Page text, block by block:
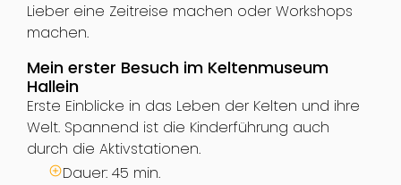
Lieber eine Zeitreise machen oder Workshops
machen.
Mein erster Besuch im Keltenmuseum
Hallein
Erste Einblicke in das Leben der Kelten und ihre
Welt. Spannend ist die Kinderführung auch
durch die Aktivstationen.
Dauer: 45 min.